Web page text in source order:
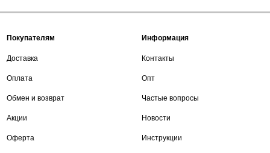
Покупателям
Доставка
Оплата
Обмен и возврат
Акции
Оферта
Информация
Контакты
Опт
Частые вопросы
Новости
Инструкции